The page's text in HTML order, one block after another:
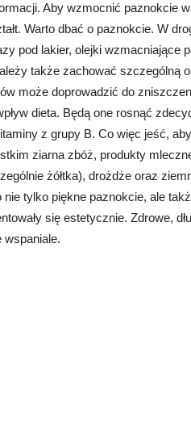
Aby wzmocnić paznokcie
Warto dbać o paznokcie. W
pod lakier, olejki wzmacniające
także zachować szczególną
może doprowadzić do
dieta. Będą one rosnąć
z grupy B. Co więc jeść,
ziarna zbóż, produkty
żółtka), drożdże oraz
tylko piękne paznokcie, ale
się estetycznie. Zdrowe,
wspaniale.